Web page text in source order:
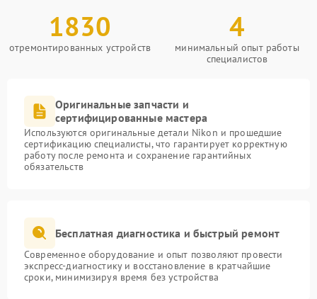
1830
отремонтированных устройств
4
минимальный опыт работы
специалистов
Оригинальные запчасти и
сертифицированные мастера
Используются оригинальные детали Nikon и прошедшие
сертификацию специалисты, что гарантирует корректную
работу после ремонта и сохранение гарантийных
обязательств
Бесплатная диагностика и быстрый ремонт
Современное оборудование и опыт позволяют провести
экспресс-диагностику и восстановление в кратчайшие
сроки, минимизируя время без устройства